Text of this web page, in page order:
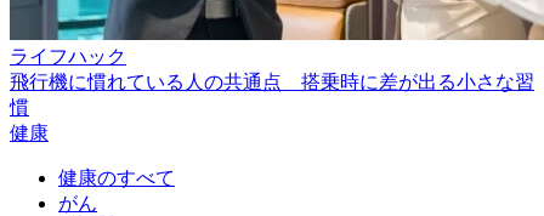
ライフハック
飛行機に慣れている人の共通点 搭乗時に差が出る小さな習
慣
健康
健康のすべて
がん